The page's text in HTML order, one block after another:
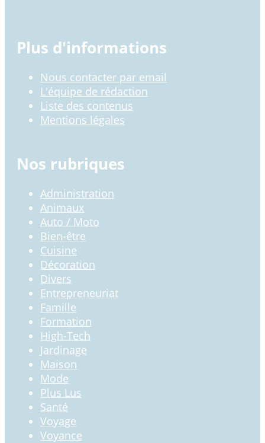
Plus d'informations
Nous contacter par email
L'équipe de rédaction
Liste des contenus
Mentions légales
Nos rubriques
Administration
Animaux
Auto / Moto
Bien-être
Cuisine
Décoration
Divers
Entrepreneuriat
Famille
Formation
High-Tech
Jardinage
Maison
Mode
Plus Lus
Santé
Voyage
Voyance